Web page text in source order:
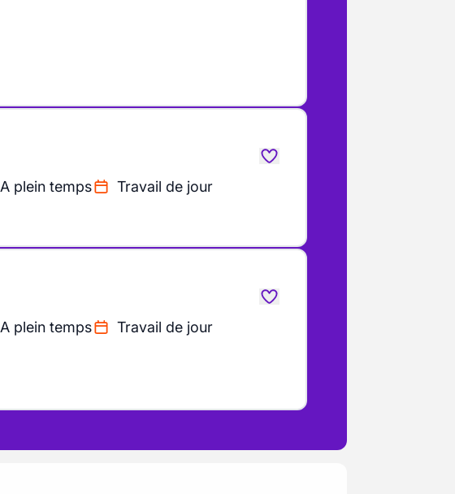
A plein temps Travail de jour
A plein temps Travail de jour